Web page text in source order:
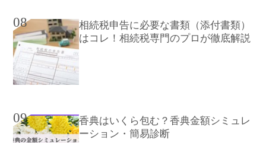
08
相続税申告に必要な書類（添付書類）
はコレ！相続税専門のプロが徹底解説
09
香典はいくら包む？香典金額シミュレ
ーション・簡易診断